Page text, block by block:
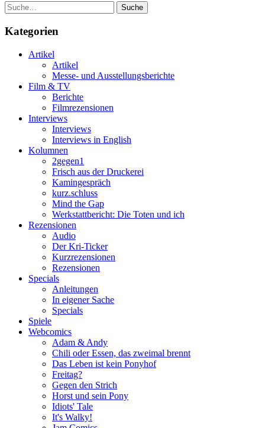
Suche
Kategorien
Artikel
Artikel
Messe- und Ausstellungsberichte
Film & TV
Berichte
Filmrezensionen
Interviews
Interviews
Interviews in English
Kolumnen
2gegen1
Frisch aus der Druckerei
Kamingespräch
kurz.schluss
Mind the Gap
Werkstattbericht: Die Toten und ich
Rezensionen
Audio
Der Kri-Ticker
Kurzrezensionen
Rezensionen
Specials
Anleitungen
In eigener Sache
Specials
Spiele
Webcomics
Adam & Andy
Chili oder Essen, das zweimal brennt
Das Leben ist kein Ponyhof
Freitag?
Gegen den Strich
Horst und sein Pony
Idiots' Tale
It's Walky!